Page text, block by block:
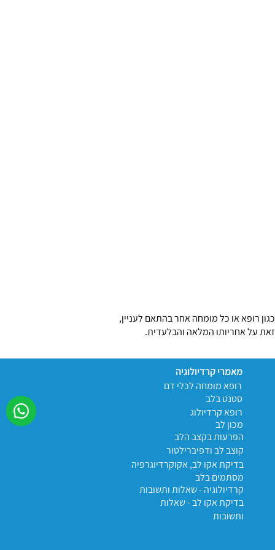
רופא או כל מומחה אחר בהתאם לעניין,
על אחריותו המלאה והבלעדית.
מאמרי קרדיולוגיה
סטנט בלב
רופא מומחה לכלי דם
רופא קרדיולוג
מכון לב
הפרעות בקצב הלב
קוצב לב ודפיברילטור
מסתמים בלב
קרדיולוגיה - שאלות ותשובות
בדיקת אקו לב - שאלות
ותשובות
בדיקת אקו לב, אקוקרדיוגרפיה